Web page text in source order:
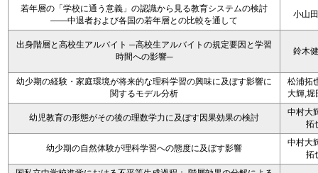
若年層の「学校に通う意義」の認識から見る教育システムの検討
――中退者および各国の若年層との比較を通して
小山
出身階層と高校生アルバイト ─高校生アルバイトの規定要因と学習
時間への影響─
鈴木
幼少期の経験・家庭環境が将来的な理科学習の興味に及ぼす影響に
関するモデル分析
松浦拓
大輝,堀
幼児教育の形態がその後の理数学力に及ぼす因果効果の検討
中村大
拓
幼少期の自然体験が理科学習への態度に及ぼす影響
中村大
拓